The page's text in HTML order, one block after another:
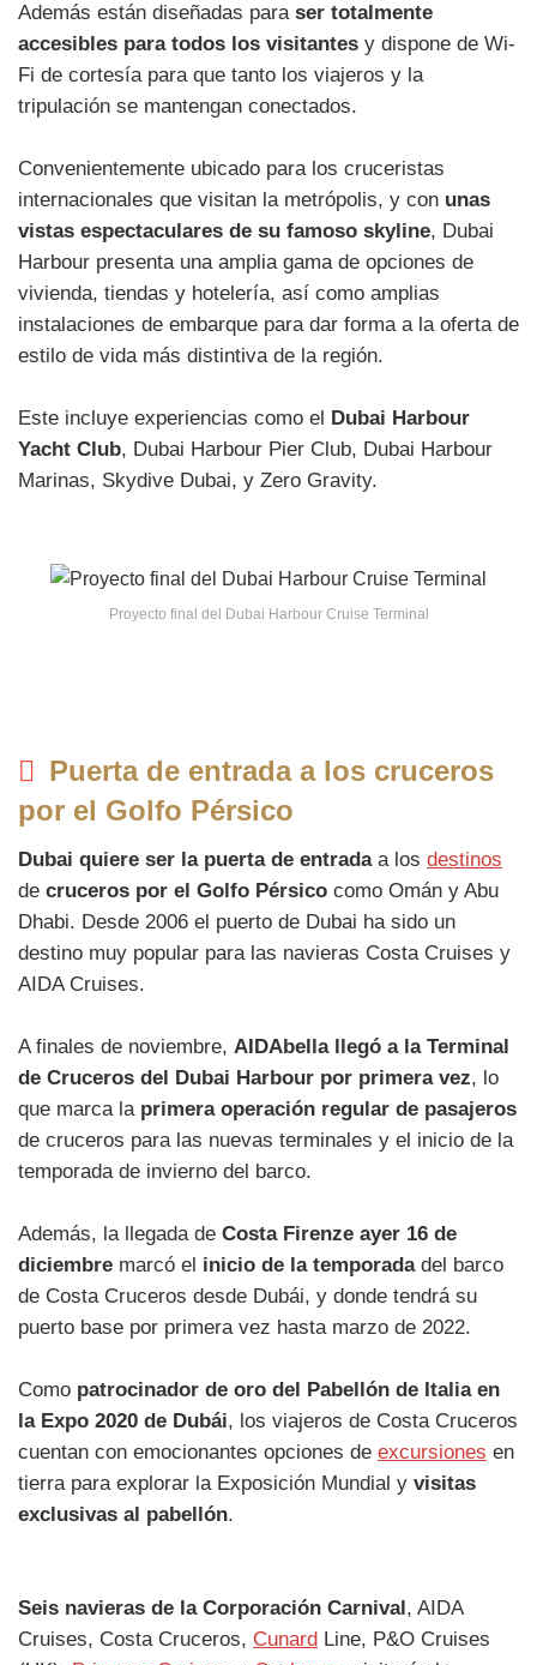
Además están diseñadas paraser totalmente
accesibles para todos los visitantes y dispone de Wi-
Fi de cortesía para que tanto los viajeros y la
tripulación se mantengan conectados.
Convenientemente ubicado para los cruceristas
internacionales que visitan la metrópolis, y con unas
vistas espectaculares de su famoso skyline, Dubai
Harbour presenta una amplia gama de opciones de
vivienda, tiendas y hotelería, así como amplias
instalaciones de embarque para dar forma a la oferta de
estilo de vida más distintiva de la región.
Este incluye experiencias como el Dubai Harbour
Yacht Club, Dubai Harbour Pier Club, Dubai Harbour
Marinas, Skydive Dubai, y Zero Gravity.
Proyecto final del Dubai Harbour Cruise Terminal
Puerta de entrada a los cruceros
por el Golfo Pérsico
Dubai quiere ser la puerta de entradaa los destinos
de cruceros por el Golfo Pérsico como Omán y Abu
Dhabi. Desde 2006 el puerto de Dubai ha sido un
destino muy popular para las navieras Costa Cruises y
AIDA Cruises.
A finales de noviembre, AIDAbella llegó a la Terminal
de Cruceros del Dubai Harbour por primera vez, lo
que marca la primera operación regular de pasajeros
de cruceros para las nuevas terminales y el inicio de la
temporada de invierno del barco.
Además, la llegada de Costa Firenze ayer 16 de
diciembre marcó el inicio de la temporadadel barco
de Costa Cruceros desde Dubái, y donde tendrá su
puerto base por primera vez hasta marzo de 2022.
Como patrocinador de oro del Pabellón de Italia en
la Expo 2020 de Dubái, los viajeros de Costa Cruceros
cuentan con emocionantes opciones de excursiones en
tierra para explorar la Exposición Mundial y visitas
exclusivas al pabellón.
Seis navieras de la Corporación Carnival , AIDA
Cruises, Costa Cruceros, Cunard Line, P&O Cruises